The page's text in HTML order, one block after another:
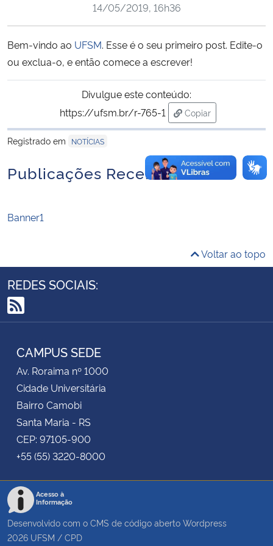
Ministério da Saúde
Ministério da Ciência, Tecnologia, Inovações e Comunicações
Ministério do Meio Ambiente
Ministério do Turismo
Ministério da Mulher, da Família e dos Direitos Humanos
Secretaria-Geral
Gabinete de Segurança Institucional
Planalto
14/05/2019, 16h36
Bem-vindo ao UFSM. Esse é o seu primeiro post. Edite-o
ou exclua-o, e então comece a escrever!
Divulgue este conteúdo:
https://ufsm.br/r-765-1
Copiar
para área de
Registrado em
NOTÍCIAS
Publicações Recentes
Banner1
Voltar ao topo
REDES SOCIAIS:
RSS
CAMPUS SEDE
Av. Roraima nº 1000
Cidade Universitária
Bairro Camobi
Santa Maria - RS
CEP: 97105-900
+55 (55) 3220-8000
Acesso à
Informação
Desenvolvido com o CMS de código aberto Wordpress
2026 UFSM / CPD